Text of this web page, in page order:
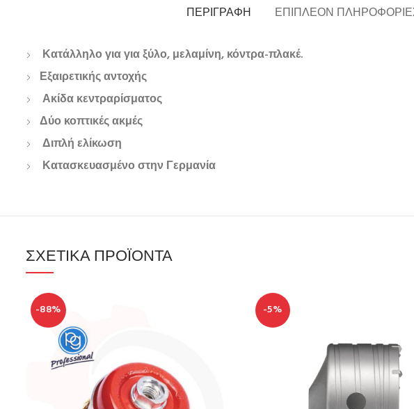
ΠΕΡΙΓΡΑΦΉ ΕΠΙΠΛΈΟΝ
Κατάλληλο για για ξύλο, μελαμίνη, κόντρα-πλακέ.
Εξαιρετικής αντοχής
Ακίδα κεντραρίσματος
Δύο κοπτικές ακμές
Διπλή ελίκωση
Κατασκευασμένο στην Γερμανία
ΣΧΕΤΙΚΆ ΠΡΟΪΌΝΤΑ
-88% -5%